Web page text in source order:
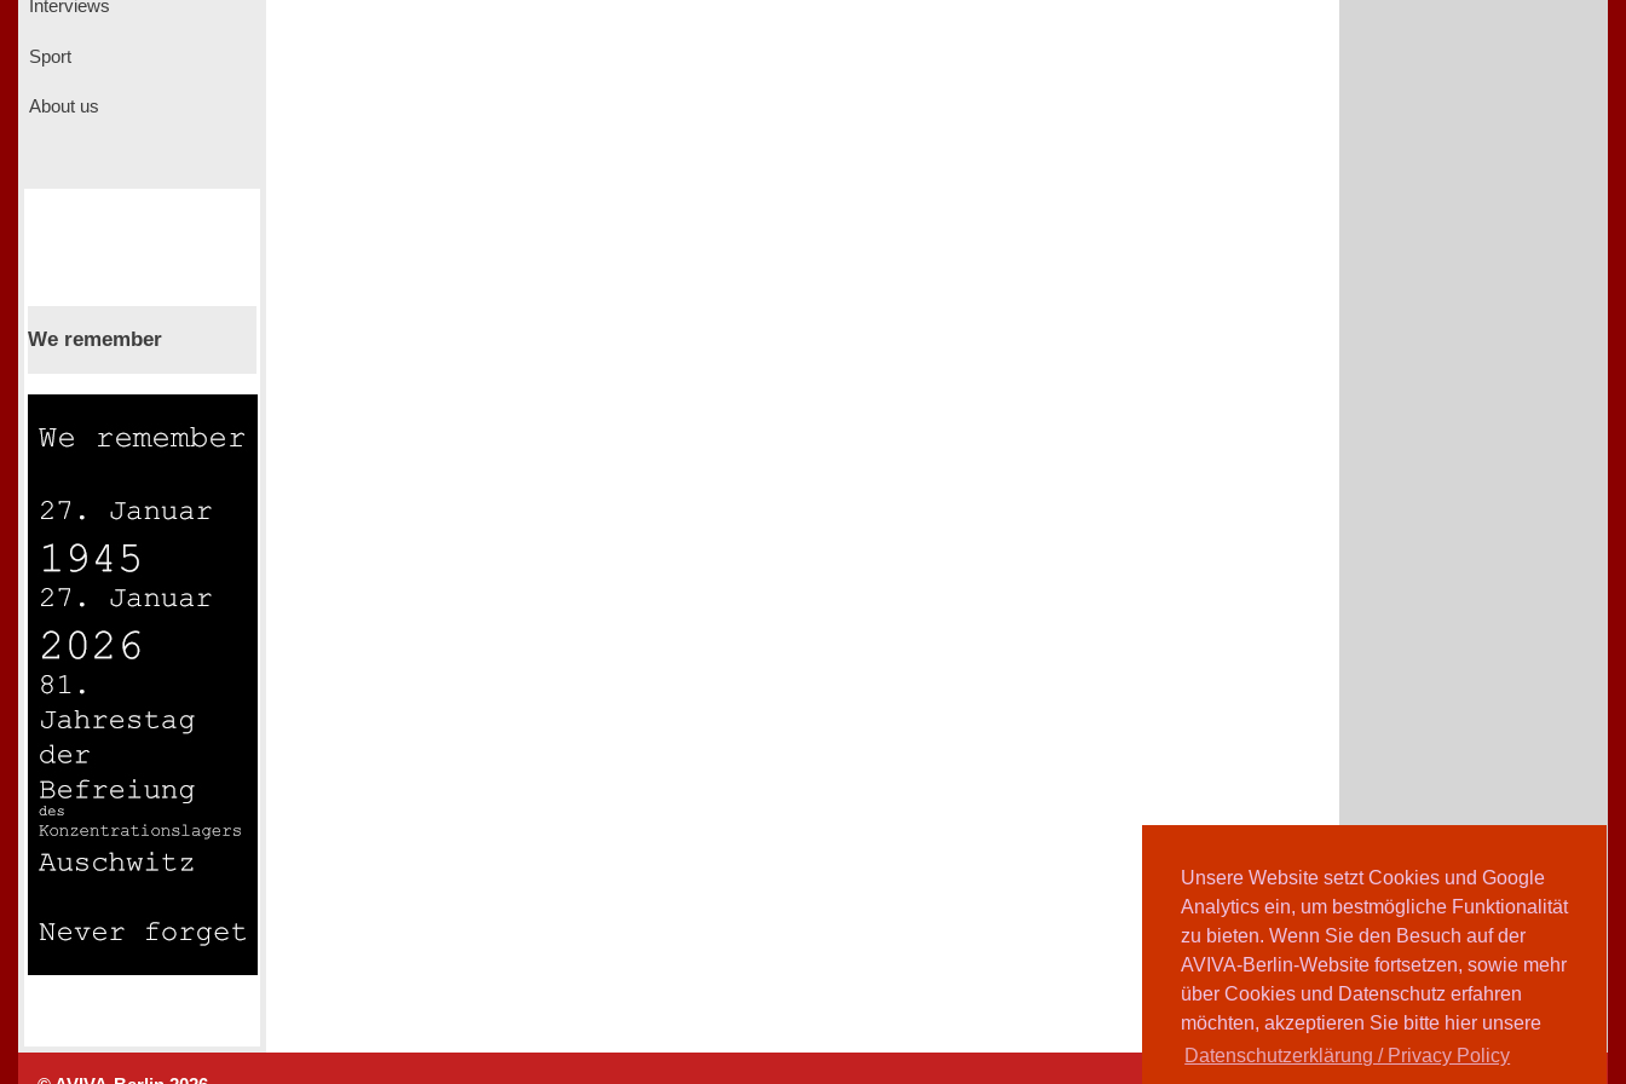
Unsere Website setzt Cookies und Google
Analytics ein, um bestmögliche Funktionalität
zu bieten. Wenn Sie den Besuch auf der
AVIVA-Berlin-Website fortsetzen, sowie mehr
über Cookies und Datenschutz erfahren
möchten, akzeptieren Sie bitte hier unsere
Datenschutzerklärung / Privacy Policy
Interviews
Sport
About us
We remember